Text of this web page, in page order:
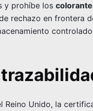
y prohíbe los
rechazo en frontera
Reino Unido, la